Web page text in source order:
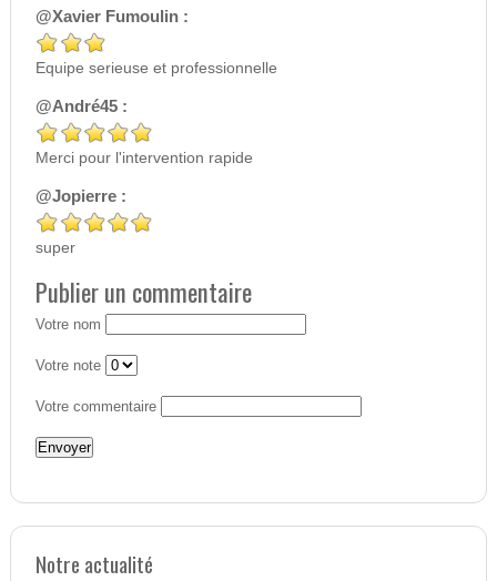
@Xavier Fumoulin :
Equipe serieuse et professionnelle
@André45 :
Merci pour l'intervention rapide
@Jopierre :
super
Publier un commentaire
Votre nom
Votre note
Votre commentaire
Notre actualité